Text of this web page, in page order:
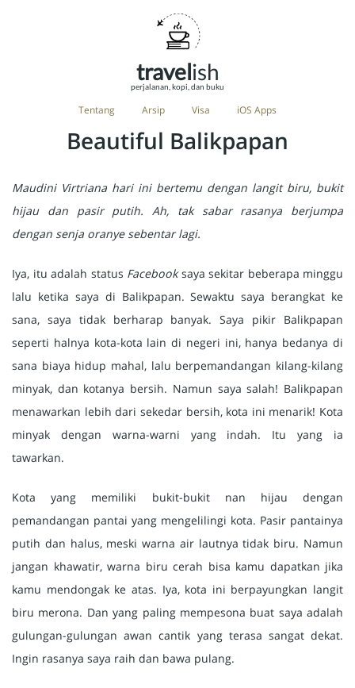
travelish
perjalanan, kopi, dan buku
Tentang Arsip Visa iOS Apps
Beautiful Balikpapan
Maudini Virtriana hari ini bertemu dengan langit biru, bukit
hijau dan pasir putih. Ah, tak sabar rasanya berjumpa
dengan senja oranye sebentar lagi.
Iya, itu adalah status Facebooksaya sekitar beberapa minggu
lalu ketika saya di Balikpapan. Sewaktu saya berangkat ke
sana, saya tidak berharap banyak. Saya pikir Balikpapan
seperti halnya kota-kota lain di negeri ini, hanya bedanya di
sana biaya hidup mahal, lalu berpemandangan kilang-kilang
minyak, dan kotanya bersih. Namun saya salah! Balikpapan
menawarkan lebih dari sekedar bersih, kota ini menarik! Kota
minyak dengan warna-warni yang indah. Itu yang ia
tawarkan.
Kota yang memiliki bukit-bukit nan hijau dengan
pemandangan pantai yang mengelilingi kota. Pasir pantainya
putih dan halus, meski warna air lautnya tidak biru. Namun
jangan khawatir, warna biru cerah bisa kamu dapatkan jika
kamu mendongak ke atas. Iya, kota ini berpayungkan langit
biru merona. Dan yang paling mempesona buat saya adalah
gulungan-gulungan awan cantik yang terasa sangat dekat.
Ingin rasanya saya raih dan bawa pulang.